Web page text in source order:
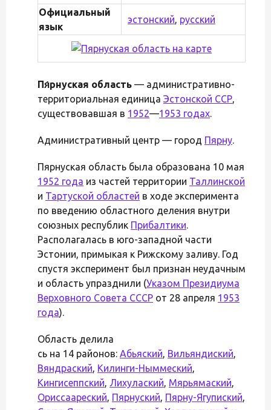
Официальный
язык
эстонский, русский
Пя́рнуская область — административно-
территориальная единица Эстонской ССР,
существовавшая в 1952—1953 годах.
Административный центр — город Пярну.
Пярнуская область была образована 10 мая
1952 года из частей территории Таллинской
и Тартуской областей в ходе эксперимента
по введению областного деления внутри
союзных республик Прибалтики.
Располагалась в юго-западной части
Эстонии, примыкая к Рижскому заливу. Год
спустя эксперимент был признан неудачным
и область упразднили (Указом Президиума
Верховного Совета СССР от 28 апреля 1953
года).
Область делила
сь на 14 районов: Абьяский, Вильяндиский,
Вяндраский, Килинги-Ныммеский,
Кингисеппский, Лихулаский, Мярьямаский,
Ориссаареский, Пярнуский, Пярну-Ягупиский,